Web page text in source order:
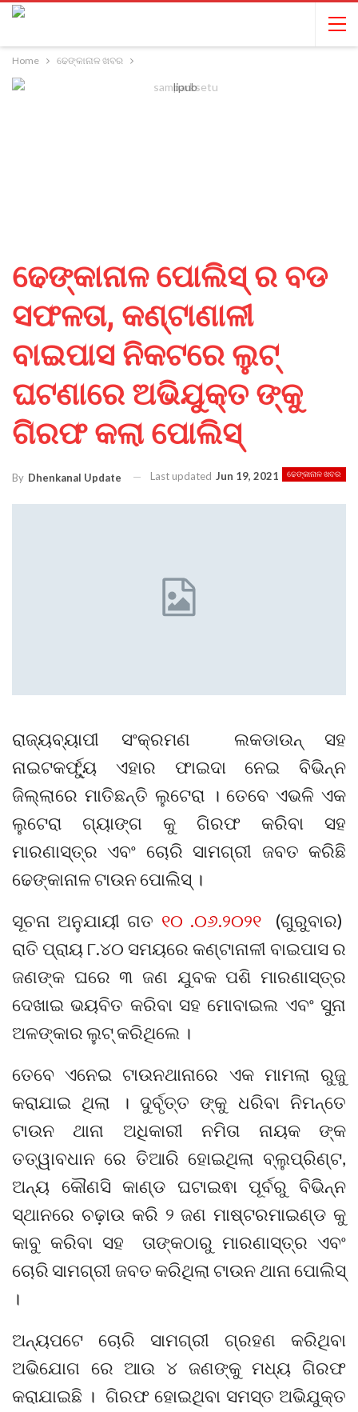
Home ଢେଙ୍କାନାଳ ଖବର
ଢେଙ୍କାନାଳ ପୋଲିସ୍ ର ବଡ
ସଫଳତା, କଣ୍ଟାଣାଳୀ
ବାଇପାସ ନିକଟରେ ଲୁଟ୍
ଘଟଣାରେ ଅଭିଯୁକ୍ତ ଙ୍କୁ
ଗିରଫ କଲା ପୋଲିସ୍
ଢେଙ୍କାନାଳ ଖବର
By Dhenkanal Update Last updated Jun 19, 2021
ରାଜ୍ୟବ୍ୟାପୀ ସଂକ୍ରମଣ ଲକଡାଉନ୍ ସହ
ନାଇଟକର୍ଫ୍ୟୁ ଏହାର ଫାଇଦା ନେଇ ବିଭିନ୍ନ
ଜିଲ୍ଲାରେ ମାତିଛନ୍ତି ଲୁଟେରା । ତେବେ ଏଭଳି ଏକ
ଲୁଟେରା ଗ୍ୟାଙ୍ଗ କୁ ଗିରଫ କରିବା ସହ
ମାରଣାସ୍ତ୍ର ଏବଂ ଚୋରି ସାମଗ୍ରୀ ଜବତ କରିଛି
ଢେଙ୍କାନାଳ ଟାଉନ ପୋଲିସ୍ ।
ସୂଚନା ଅନୁଯାୟୀ ଗତ ୧୦ .୦୬.୨୦୨୧(ଗୁରୁବାର)
ରାତି ପ୍ରାୟ ୮.୪୦ ସମୟରେ କଣ୍ଟାନାଳୀ ବାଇପାସ ର
ଜଣଙ୍କ ଘରେ ୩ ଜଣ ଯୁବକ ପଶି ମାରଣାସ୍ତ୍ର
ଦେଖାଇ ଭୟବିତ କରିବା ସହ ମୋବାଇଲ ଏବଂ ସୁନା
ଅଳଙ୍କାର ଲୁଟ୍ କରିଥିଲେ ।
ତେବେ ଏନେଇ ଟାଉନଥାନାରେ ଏକ ମାମଲା ରୁଜୁ
କରାଯାଇ ଥିଲା । ଦୁର୍ବୃତ୍ତ ଙ୍କୁ ଧରିବା ନିମନ୍ତେ
ଟାଉନ ଥାନା ଅଧିକାରୀ ନମିତା ନାୟକ ଙ୍କ
ତତ୍ୱାବଧାନ ରେ ତିଆରି ହୋଇଥିଲା ବ୍ଲୁପ୍ରିଣ୍ଟ,
ଅନ୍ୟ କୌଣସି କାଣ୍ଡ ଘଟାଇଵା ପୂର୍ବରୁ ବିଭିନ୍ନ
ସ୍ଥାନରେ ଚଢ଼ାଉ କରି ୨ ଜଣ ମାଷ୍ଟରମାଇଣ୍ଡ କୁ
କାବୁ କରିବା ସହ ତାଙ୍କଠାରୁ ମାରଣାସ୍ତ୍ର ଏବଂ
ଚୋରି ସାମଗ୍ରୀ ଜବତ କରିଥିଲା ଟାଉନ ଥାନା ପୋଲିସ୍
।
ଅନ୍ୟପଟେ ଚୋରି ସାମଗ୍ରୀ ଗ୍ରହଣ କରିଥିବା
ଅଭିଯୋଗ ରେ ଆଉ ୪ ଜଣଙ୍କୁ ମଧ୍ୟ ଗିରଫ
କରାଯାଇଛି । ଗିରଫ ହୋଇଥିବା ସମସ୍ତ ଅଭିଯୁକ୍ତ